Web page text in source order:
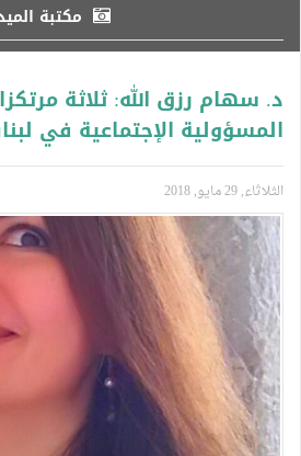
مكتبة
د. سهام رزق الله: ثلاثة
المسؤولية الإجتماعية في
الثلاثاء, 29 مايو, 2018